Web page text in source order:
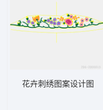
花卉刺绣图案设计图